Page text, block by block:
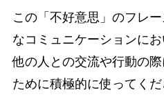
この「不好意思」のフレ
なコミュニケーションにお
他の人との交流や行動の
ために積極的に使ってくだ